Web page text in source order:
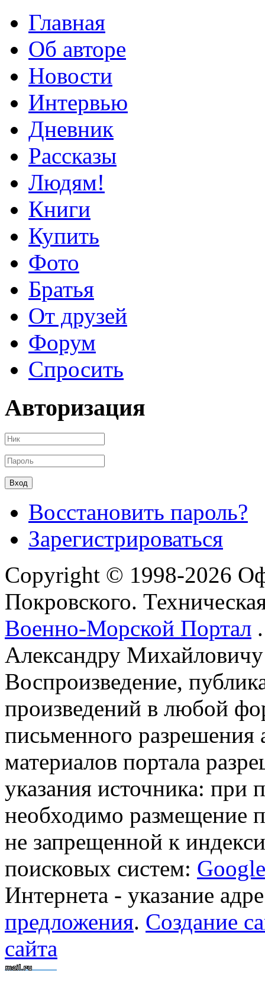
Главная
Об авторе
Новости
Интервью
Дневник
Рассказы
Людям!
Книги
Купить
Фото
Братья
От друзей
Форум
Спросить
Авторизация
Восстановить пароль?
Зарегистрироваться
Copyright © 1998-2026
Покровского.
Военно-Морской Портал
Александру
Воспроизведение,
произведений в любой
письменного разрешения
материалов портала
указания источника: при
необходимо размещение
не запрещенной к
поисковых систем: Google
Интернета - указание
предложения. Создание
сайта